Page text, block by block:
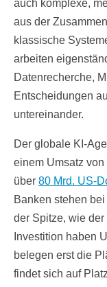
auch komplexe,
aus der
klassische
arbeiten
Datenrecherche,
Entscheidungen
untereinander.
Der globale KI-
einem Umsatz
über 80 Mrd. US-
Banken stehen
der Spitze, wie der
Investition haben
belegen erst die
findet sich auf